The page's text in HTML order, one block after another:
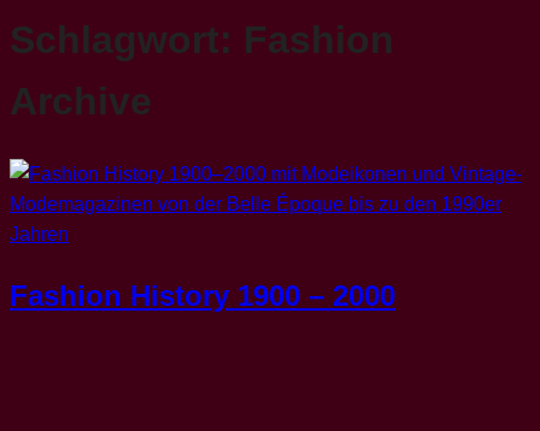
Schlagwort: Fashion
Archive
Fashion History 1900 – 2000